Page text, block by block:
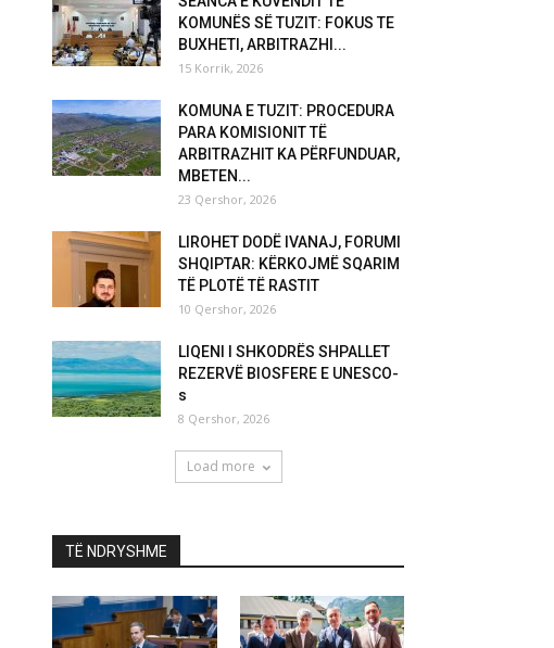
KOMUNËS SË TUZIT: FOKUS TE
BUXHETI, ARBITRAZHI...
15 Korrik, 2026
KOMUNA E TUZIT: PROCEDURA
PARA KOMISIONIT TË
ARBITRAZHIT KA PËRFUNDUAR,
MBETEN...
23 Qershor, 2026
LIROHET DODË IVANAJ, FORUMI
SHQIPTAR: KËRKOJMË SQARIM
TË PLOTË TË RASTIT
10 Qershor, 2026
LIQENI I SHKODRËS SHPALLET
REZERVË BIOSFERE E UNESCO-
s
8 Qershor, 2026
Load more
TË NDRYSHME